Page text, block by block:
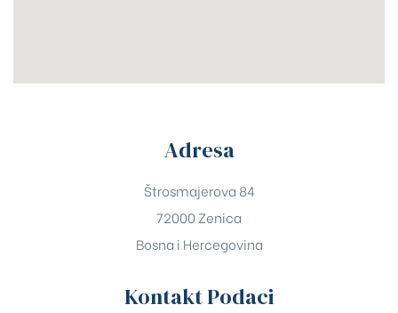
Adresa
Štrosmajerova 84
72000 Zenica
Bosna i Hercegovina
Kontakt Podaci